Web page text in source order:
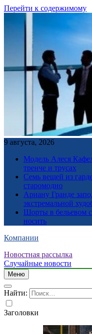
Перейти к содержимому
9 августа, 2026
Модель Алеся
тренче и трусах
Семь вещей из
старомодно
Ариану Гранде
экстремальной
Шорты в бельевом
носить
Компании
Новостная рассылка
Случайные новости
Меню
Найти:
Заголовки